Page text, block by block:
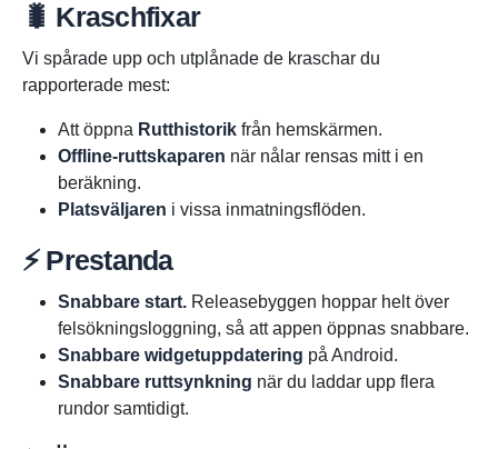
🐛 Kraschfixar
Vi spårade upp och utplånade de kraschar du
rapporterade mest:
Att öppna Rutthistorik från hemskärmen.
Offline-ruttskaparen när nålar rensas mitt i en
beräkning.
Platsväljaren i vissa inmatningsflöden.
⚡ Prestanda
Snabbare start. Releasebyggen hoppar helt över
felsökningsloggning, så att appen öppnas snabbare.
Snabbare widgetuppdatering på Android.
Snabbare ruttsynkning när du laddar upp flera
rundor samtidigt.